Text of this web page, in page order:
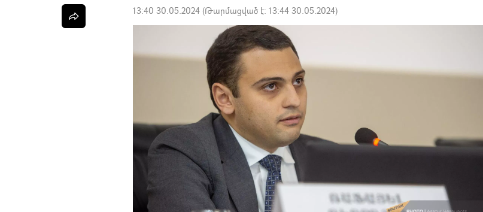
13:40 30.05.2024 (Թարմացված է: 13:44 30.05.2024)